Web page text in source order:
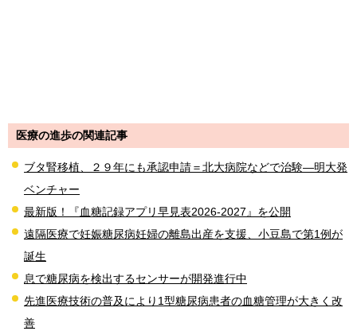
医療の進歩の関連記事
ブタ腎移植、２９年にも承認申請＝北大病院などで治験―明大発
ベンチャー
最新版！『血糖記録アプリ早見表2026-2027』を公開
遠隔医療で妊娠糖尿病妊婦の離島出産を支援、小豆島で第1例が
誕生
息で糖尿病を検出するセンサーが開発進行中
先進医療技術の普及により1型糖尿病患者の血糖管理が大きく改
善